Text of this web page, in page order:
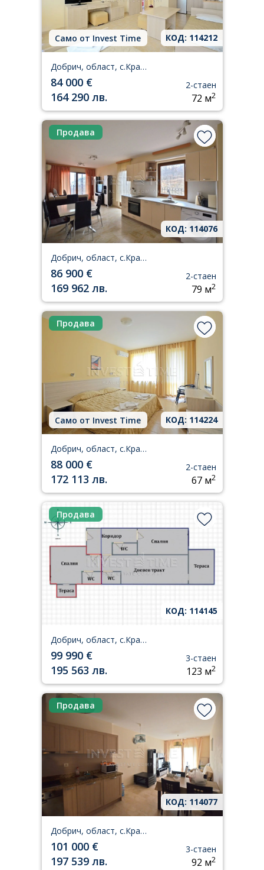
Само от Invest Time КОД: 114212
Добрич, област, с.Кранево
84 000 €
164 290 лв.
2-стаен
72 м2
Продава
КОД: 114076
Добрич, област, с.Кранево
86 900 €
169 962 лв.
2-стаен
79 м2
Продава
Само от Invest Time КОД: 114224
Добрич, област, с.Кранево
88 000 €
172 113 лв.
2-стаен
67 м2
Продава
КОД: 114145
Добрич, област, с.Кранево
99 990 €
195 563 лв.
3-стаен
123 м2
Продава
КОД: 114077
Добрич, област, с.Кранево
101 000 €
197 539 лв.
3-стаен
92 м2